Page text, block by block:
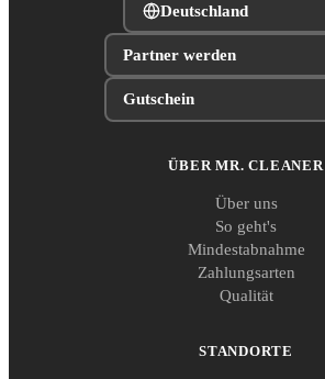
Deutschland
Partner werden
Gutschein
ÜBER MR. CLEANER
Über uns
So geht's
Mindestabnahme
Zahlungsarten
Qualität
STANDORTE